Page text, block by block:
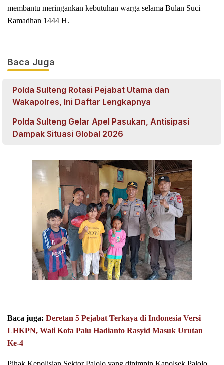
membantu meringankan kebutuhan warga selama Bulan Suci
Ramadhan 1444 H.
Baca Juga
Polda Sulteng Rotasi Pejabat Utama dan
Wakapolres, Ini Daftar Lengkapnya
Polda Sulteng Gelar Apel Pasukan, Antisipasi
Dampak Situasi Global 2026
Baca juga: Deretan 5 Pejabat Terkaya di Indonesia Versi
LHKPN, Wali Kota Palu Hadianto Rasyid Masuk Urutan
Ke-4